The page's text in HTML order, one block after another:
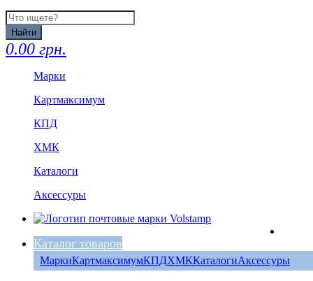
Найти
0.00 грн.
Марки
Картмаксимум
КПД
ХМК
Каталоги
Аксессуры
Каталог товаров
МаркиКартмаксимумКПДХМККаталогиАксессуры